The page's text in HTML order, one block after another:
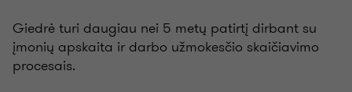
Giedrė turi daugiau nei 5 metų patirtį dirbant su
įmonių apskaita ir darbo užmokesčio skaičiavimo
procesais.